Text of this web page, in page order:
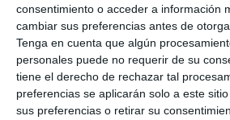
consentimiento o acceder a información
cambiar sus preferencias antes de
Tenga en cuenta que algún
personales puede no requerir de su
tiene el derecho de rechazar tal
preferencias se aplicarán solo a este
sus preferencias o retirar su
individuo llegó a apuntar con un
actuaron con determinación
amenaza”. Asimismo, ha
intervención permitió evitar
mayores y retirar un arma de la